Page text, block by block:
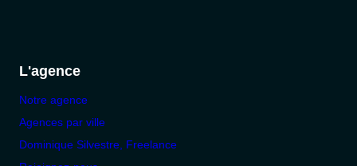
L'agence
Notre agence
Agences par ville
Dominique Silvestre, Freelance